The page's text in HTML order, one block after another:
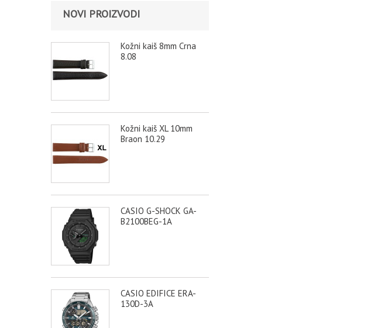
NOVI PROIZVODI
Kožni kaiš 8mm Crna
8.08
Kožni kaiš XL 10mm
Braon 10.29
CASIO G-SHOCK GA-
B2100BEG-1A
CASIO EDIFICE ERA-
130D-3A